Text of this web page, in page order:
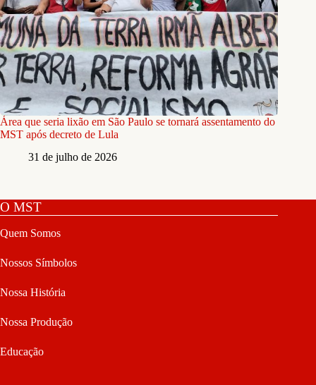
Área que seria lixão em São Paulo se tornará assentamento do
MST após decreto de Lula
31 de julho de 2026
O MST
Quem Somos
Nossos Símbolos
Nossa História
Nossa Produção
Educação